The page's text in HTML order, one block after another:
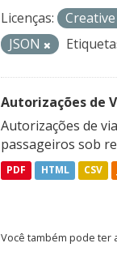
Licenças:
JSON
Autorizações de
Autorizações de
passageiros sob
PDF HTML CSV
Você também pode ter